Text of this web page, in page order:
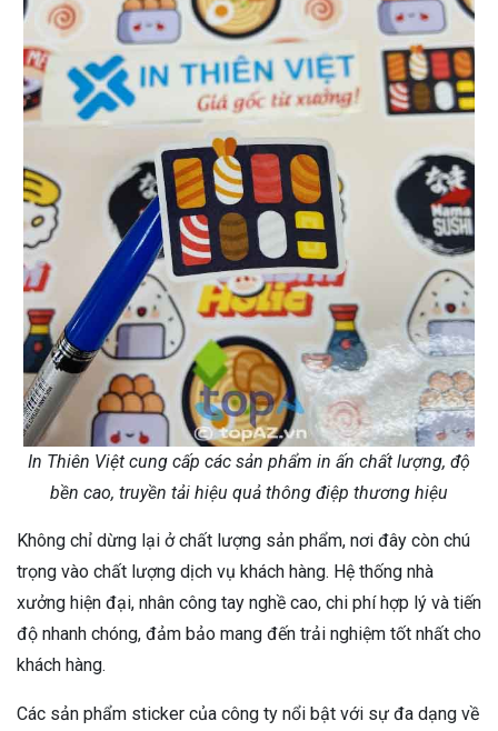
In Thiên Việt cung cấp các sản phẩm in ấn chất lượng, độ
bền cao, truyền tải hiệu quả thông điệp thương hiệu
Không chỉ dừng lại ở chất lượng sản phẩm, nơi đây còn chú
trọng vào chất lượng dịch vụ khách hàng. Hệ thống nhà
xưởng hiện đại, nhân công tay nghề cao, chi phí hợp lý và tiến
độ nhanh chóng, đảm bảo mang đến trải nghiệm tốt nhất cho
khách hàng.
Các sản phẩm sticker của công ty nổi bật với sự đa dạng về